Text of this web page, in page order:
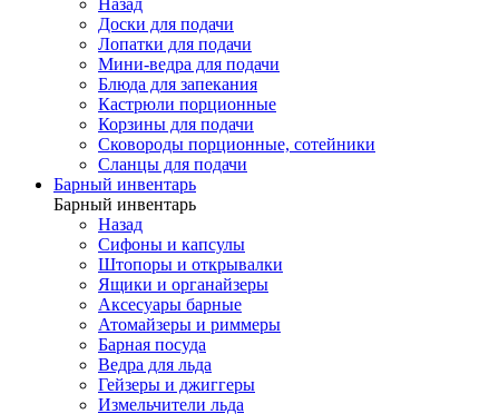
Доски для подачи
Лопатки для подачи
Мини-ведра для подачи
Блюда для запекания
Кастрюли порционные
Корзины для подачи
Сковороды порционные, сотейники
Сланцы для подачи
Барный инвентарь
Барный инвентарь
Назад
Сифоны и капсулы
Штопоры и открывалки
Ящики и органайзеры
Аксесуары барные
Атомайзеры и риммеры
Барная посуда
Ведра для льда
Гейзеры и джиггеры
Измельчители льда